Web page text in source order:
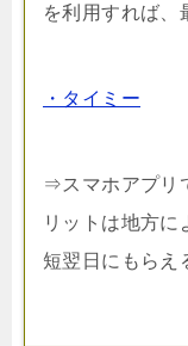
を利用すれば、
・タイミー
⇒スマホアプリ
リットは地方に
短翌日にもらえ